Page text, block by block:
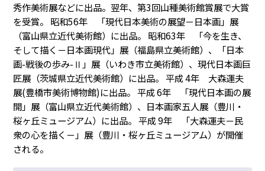
秀作美術展などに出品。翌年、第3回山種美術館賞展で大賞
を受賞。 昭和56年 「現代日本美術の展望－日本画」展
（富山県立近代美術館）に出品。 昭和63年 「今を生き、
そして描く－日本画現代」展（福島県立美術館）、「日本
画-戦後の歩み-Ⅱ」展（いわき市立美術館）、現代日本画巨
匠展（茨城県立近代美術館）に出品。 平成 4年 大森運夫
展(豊橋市美術博物館)に出品。 平成 6年 「現代日本画の展
開」展（富山県立近代美術館）、日本画家五人展（豊川・
桜ヶ丘ミュージアム）に出品。 平成 9年 「大森運夫－民
衆の心を描く－」展（豊川・桜ヶ丘ミュージアム）が開催
される。